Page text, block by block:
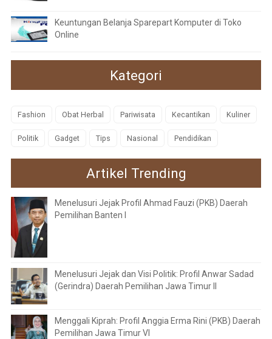
Keuntungan Belanja Sparepart Komputer di Toko
Online
Kategori
Fashion Obat Herbal Pariwisata Kecantikan Kuliner
Politik Gadget Tips Nasional Pendidikan
Artikel Trending
Menelusuri Jejak Profil Ahmad Fauzi (PKB) Daerah
Pemilihan Banten I
Menelusuri Jejak dan Visi Politik: Profil Anwar Sadad
(Gerindra) Daerah Pemilihan Jawa Timur II
Menggali Kiprah: Profil Anggia Erma Rini (PKB) Daerah
Pemilihan Jawa Timur VI